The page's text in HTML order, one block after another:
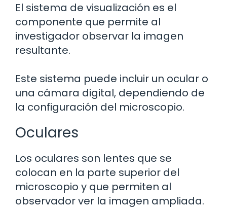
El sistema de visualización es el
componente que permite al
investigador observar la imagen
resultante.
Este sistema puede incluir un ocular o
una cámara digital, dependiendo de
la configuración del microscopio.
Oculares
Los oculares son lentes que se
colocan en la parte superior del
microscopio y que permiten al
observador ver la imagen ampliada.